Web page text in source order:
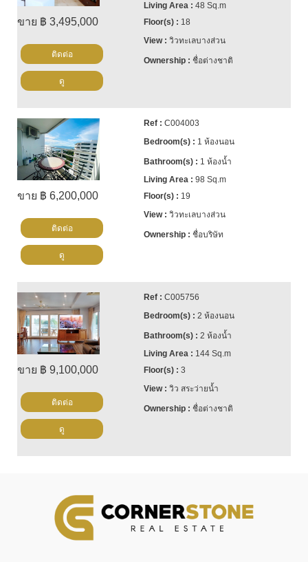
ขาย ฿ 3,495,000
48 Sq.m
18
วิวทะเลบางส่วน
ชื่อต่างชาติ
ติดต่อ
ดู
ขาย ฿ 6,200,000
C004003
1 ห้องนอน
1 ห้องน้ำ
98 Sq.m
19
วิวทะเลบางส่วน
ชื่อบริษัท
ติดต่อ
ดู
ขาย ฿ 9,100,000
C005756
2 ห้องนอน
2 ห้องน้ำ
144 Sq.m
3
วิว สระว่ายน้ำ
ชื่อต่างชาติ
ติดต่อ
ดู